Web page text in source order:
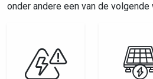
onder andere een van de volgende